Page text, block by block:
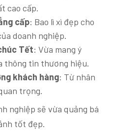
cao cấp.
cấp: Bao lì xì đẹp cho
doanh nghiệp.
Tết: Vừa mang ý
thông tin thương hiệu.
khách hàng: Từ nhân
trọng.
nghiệp sẽ vừa quảng bá
tốt đẹp.